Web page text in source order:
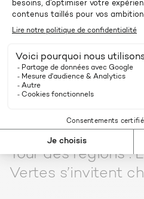
Développement
meeting à Paris et
rénovation Rendez-
Tour des régions :
Vertes s’invitent